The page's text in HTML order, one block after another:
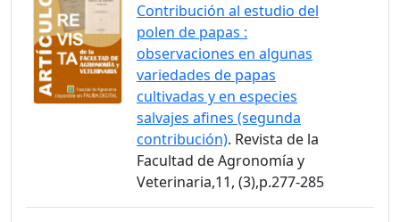
Contribución al estudio del
polen de papas :
observaciones en algunas
variedades de papas
cultivadas y en especies
salvajes afines (segunda
contribución). Revista de la
Facultad de Agronomía y
Veterinaria,11, (3),p.277-285